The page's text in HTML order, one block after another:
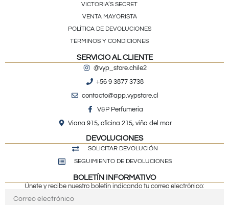
VICTORIA’S SECRET
VENTA MAYORISTA
POLÍTICA DE DEVOLUCIONES
TÉRMINOS Y CONDICIONES
SERVICIO AL CLIENTE
@vyp_store.chile2
+56 9 3877 3738
contacto@app.vypstore.cl
V&P Perfumeria
Viana 915, oficina 215, viña del mar
DEVOLUCIONES
SOLICITAR DEVOLUCIÓN
SEGUIMIENTO DE DEVOLUCIONES
BOLETÍN INFORMATIVO
Únete y recibe nuestro boletín indicando tu correo electrónico: